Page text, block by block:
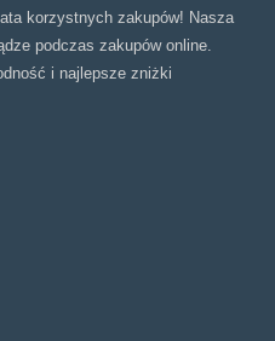
korzystnych zakupów! Nasza
podczas zakupów online.
i najlepsze zniżki